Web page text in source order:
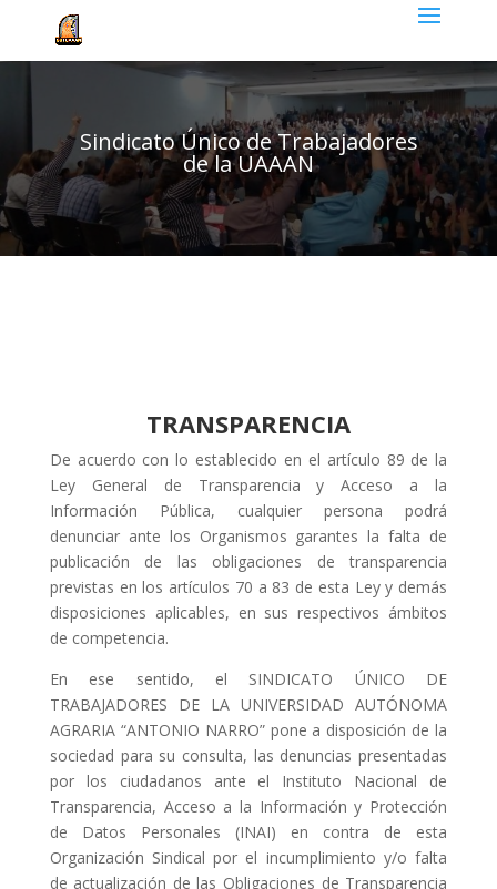
Sindicato Único de Trabajadores
de la UAAAN
TRANSPARENCIA
De acuerdo con lo establecido en el artículo 89 de la
Ley General de Transparencia y Acceso a la
Información Pública, cualquier persona podrá
denunciar ante los Organismos garantes la falta de
publicación de las obligaciones de transparencia
previstas en los artículos 70 a 83 de esta Ley y demás
disposiciones aplicables, en sus respectivos ámbitos
de competencia.
En ese sentido, el SINDICATO ÚNICO DE
TRABAJADORES DE LA UNIVERSIDAD AUTÓNOMA
AGRARIA “ANTONIO NARRO” pone a disposición de la
sociedad para su consulta, las denuncias presentadas
por los ciudadanos ante el Instituto Nacional de
Transparencia, Acceso a la Información y Protección
de Datos Personales (INAI) en contra de esta
Organización Sindical por el incumplimiento y/o falta
de actualización de las Obligaciones de Transparencia